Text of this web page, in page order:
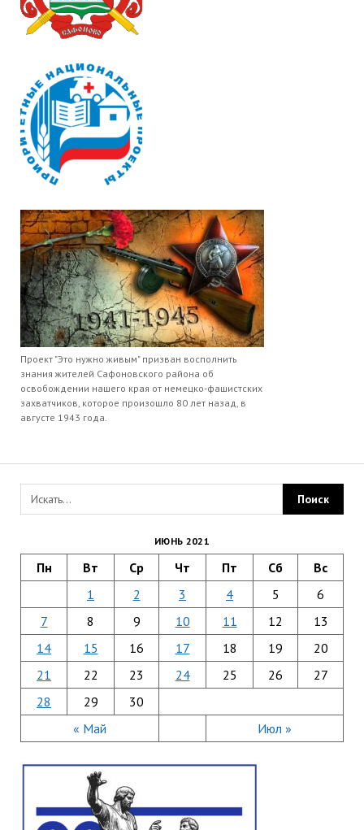
Проект "Это нужно живым" призван восполнить
знания жителей Сафоновского района об
освобождении нашего края от немецко-фашистских
захватчиков, которое произошло 80 лет назад, в
августе 1943 года.
ИЮНЬ 2021
Пн Вт Ср Чт Пт Сб Вс
« Май Июл »
1 2 3 4 5
6
7
8 9 10 11 12
13
14
15 16 17 18 19
20
21
22 23 24 25 26
27
28
29 30